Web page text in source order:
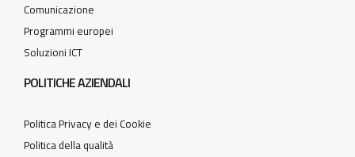
Comunicazione
Programmi europei
Soluzioni ICT
POLITICHE AZIENDALI
Politica Privacy e dei Cookie
Politica della qualità